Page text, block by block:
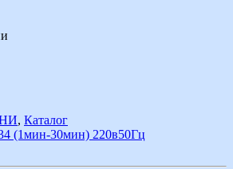
, Каталог
(1мин-30мин) 220в50Гц